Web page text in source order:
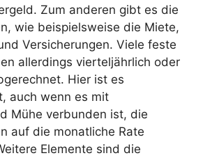
Zum anderen gibt es die
wie beispielsweise die Miete,
Versicherungen. Viele feste
allerdings vierteljährlich oder
Hier ist es
auch wenn es mit
Mühe verbunden ist, die
auf die monatliche Rate
Elemente sind die